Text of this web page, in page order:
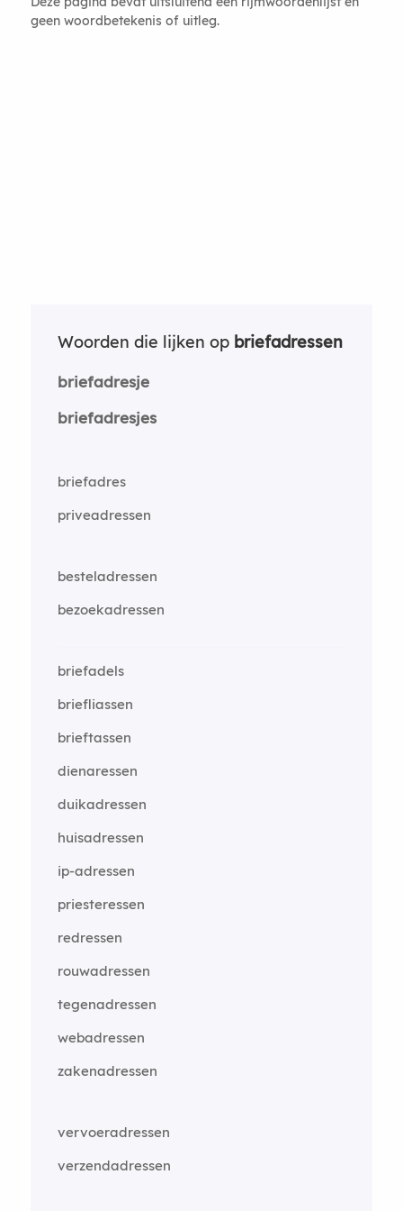
geen woordbetekenis of uitleg.
Woorden die lijken op briefadressen
briefadresje
briefadresjes
briefadres
priveadressen
besteladressen
bezoekadressen
briefadels
briefliassen
brieftassen
dienaressen
duikadressen
huisadressen
ip-adressen
priesteressen
redressen
rouwadressen
tegenadressen
webadressen
zakenadressen
vervoeradressen
verzendadressen